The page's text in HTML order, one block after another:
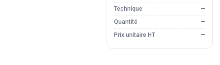
Technique
—
Quantité
—
Prix unitaire HT
—